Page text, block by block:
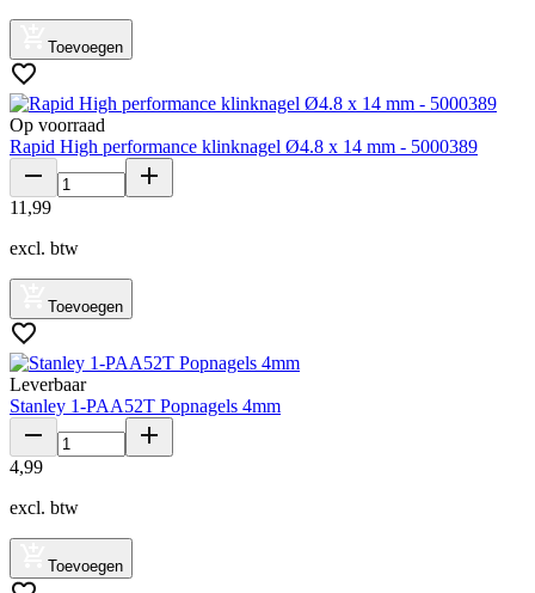
Toevoegen
Op voorraad
Rapid High performance klinknagel Ø4.8 x 14 mm - 5000389
11 ,99
excl. btw
Toevoegen
Leverbaar
Stanley 1-PAA52T Popnagels 4mm
4,99
excl. btw
Toevoegen